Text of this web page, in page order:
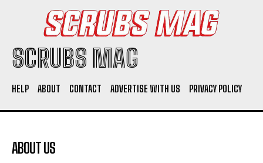
SCRUBS MAG
HELP ABOUT CONTACT ADVERTISE WITH US PRIVACY POLICY
ABOUT US